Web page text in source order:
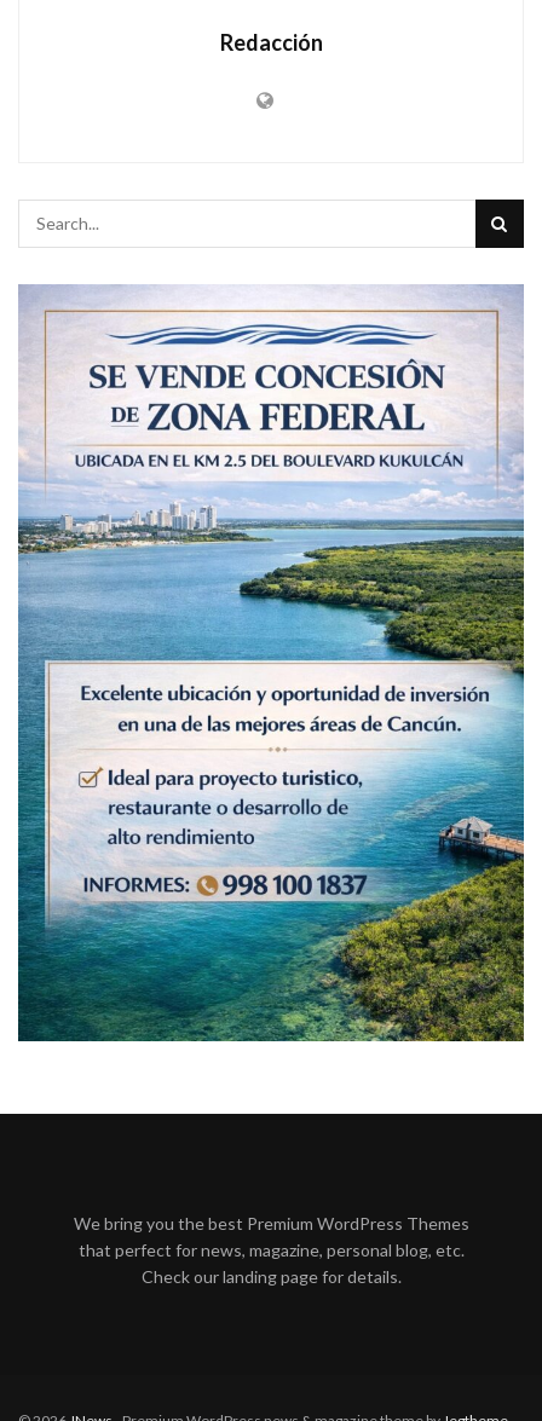
Redacción
We bring you the best Premium WordPress Themes
that perfect for news, magazine, personal blog, etc.
Check our landing page for details.